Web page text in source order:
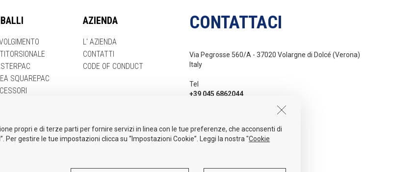
SQUAREPAC
AZIENDA
L' AZIENDA
CONTATTI
CODE OF CONDUCT
CONTATTACI
Via Pegrosse 560/A - 37020 Volargne di Dolcé (Verona)
Italy
Tel
+39 045 6862044
propri e di terze parti per fornire servizi in linea con le tue preferenze, che acconsenti di
Per gestire le tue impostazioni clicca su “Impostazioni Cookie”. Leggi la nostra "Cookie